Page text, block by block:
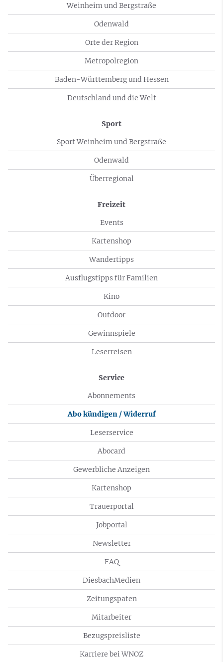
Weinheim und Bergstraße
Odenwald
Orte der Region
Metropolregion
Baden-Württemberg und Hessen
Deutschland und die Welt
Sport
Sport Weinheim und Bergstraße
Odenwald
Überregional
Freizeit
Events
Kartenshop
Wandertipps
Ausflugstipps für Familien
Kino
Outdoor
Gewinnspiele
Leserreisen
Service
Abonnements
Abo kündigen / Widerruf
Leserservice
Abocard
Gewerbliche Anzeigen
Kartenshop
Trauerportal
Jobportal
Newsletter
FAQ
DiesbachMedien
Zeitungspaten
Mitarbeiter
Bezugspreisliste
Karriere bei WNOZ